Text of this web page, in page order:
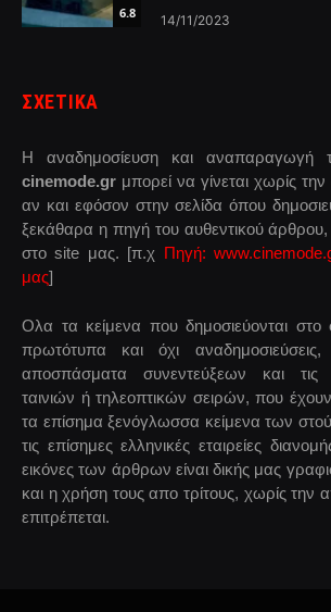
6.8 14/11/2023
ΣΧΕΤΙΚΑ
Η αναδημοσίευση και
cinemode.gr μπορεί να γίνεται χωρίς
αν και εφόσον στην σελίδα όπου
ξεκάθαρα η πηγή του αυθεντικού
στο site μας. [π.χ Πηγή:
μας]
Ολα τα κείμενα που δημοσιεύονται στο
πρωτότυπα και όχι
αποσπάσματα συνεντεύξεων και τις
ταινιών ή τηλεοπτικών σειρών, που
τα επίσημα ξενόγλωσσα κείμενα των
τις επίσημες ελληνικές εταιρείες
εικόνες των άρθρων είναι δικής μας
και η χρήση τους απο τρίτους, χωρίς την
επιτρέπεται.